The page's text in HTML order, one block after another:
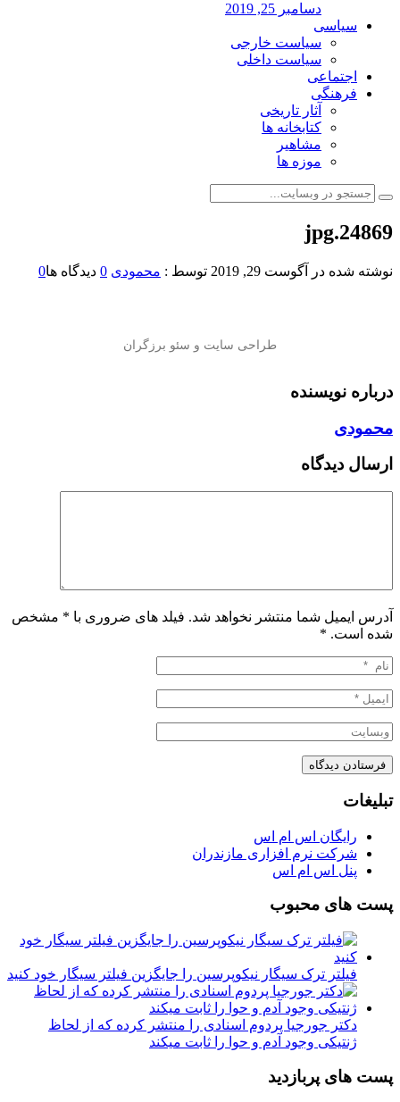
دسامبر 25, 2019
سیاسی
سیاست خارجی
سیاست داخلی
اجتماعی
فرهنگی
آثار تاریخی
کتابخانه ها
مشاهیر
موزه ها
24869.jpg
نوشته شده در آگوست 29, 2019 توسط : محمودی 0 دیدگاه ها0
درباره نویسنده
محمودی
ارسال دیدگاه
آدرس ایمیل شما منتشر نخواهد شد. فیلد های ضروری با * مشخص
شده است. *
تبلیغات
رایگان اس ام اس
شرکت نرم افزاری مازندران
پنل اس ام اس
پست های محبوب
فیلتر ترک سیگار نیکوپرسین را جایگزین فیلتر سیگار خود کنید
دکتر جورجیا پردوم اسنادی را منتشر کرده که از لحاظ
ژنتیکی وجود آدم و حوا را ثابت میکند
پست های پربازدید